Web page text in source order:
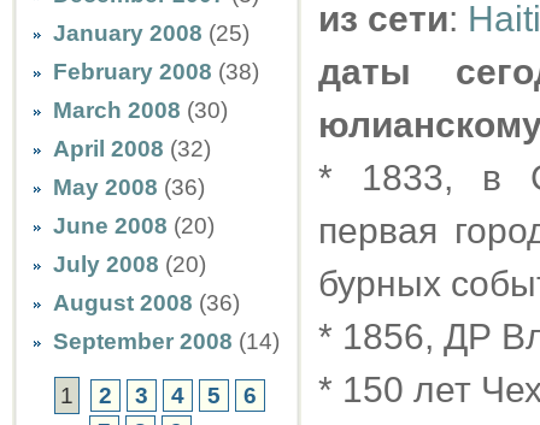
January 2008 (25)
February 2008 (38)
March 2008 (30)
April 2008 (32)
May 2008 (36)
June 2008 (20)
July 2008 (20)
August 2008 (36)
September 2008 (14)
1 2 3 4 5
6
из сети:
даты
* 1833, в
первая
бурных
* 1856, ДР
* 150 лет